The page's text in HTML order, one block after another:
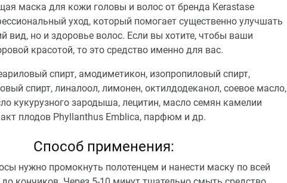
маска для кожи головы и волос от бренда Kerastase
уход, который помогает существенно улучшать
вид, но и здоровье волос. Если вы хотите, чтобы ваши
красотой, то это средство именно для вас.
спирт, амодиметикон, изопропиловый спирт,
спирт, линалоол, лимонен, октилдодеканол, соевое масло,
кукурузного зародыша, лецитин, масло семян камелии
плодов Phyllanthus Emblica, парфюм и др.
Способ применения:
нужно промокнуть полотенцем и нанести маску по всей